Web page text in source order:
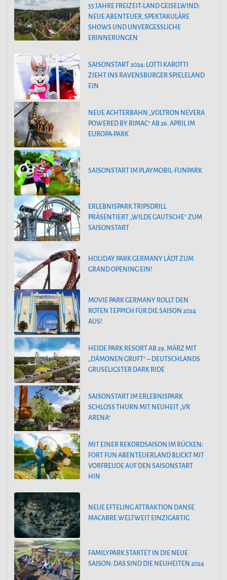
55 JAHRE FREIZEIT-LAND GEISELWIND:
NEUE ABENTEUER, SPEKTAKULÄRE
SHOWS UND UNVERGESSLICHE
ERINNERUNGEN
SAISONSTART 2024: LOTTI KAROTTI
ZIEHT INS RAVENSBURGER SPIELELAND
EIN
NEUE ACHTERBAHN „VOLTRON NEVERA
POWERED BY RIMAC“ AB 26. APRIL IM
EUROPA-PARK
SAISONSTART IM PLAYMOBIL-FUNPARK
ERLEBNISPARK TRIPSDRILL
PRÄSENTIERT „WILDE GAUTSCHE“ ZUM
SAISONSTART
HOLIDAY PARK GERMANY LÄDT ZUM
GRAND OPENING EIN!
MOVIE PARK GERMANY ROLLT DEN
ROTEN TEPPICH FÜR DIE SAISON 2024
AUS!
HEIDE PARK RESORT AB 29. MÄRZ MIT
„DÄMONEN GRUFT“ – DEUTSCHLANDS
GRUSELIGSTER DARK RIDE
SAISONSTART IM ERLEBNISPARK
SCHLOSS THURN MIT NEUHEIT „VR
ARENA“
MIT EINER REKORDSAISON IM RÜCKEN:
FORT FUN ABENTEUERLAND BLICKT MIT
VORFREUDE AUF DEN SAISONSTART
HIN
NEUE EFTELING ATTRAKTION DANSE
MACABRE WELTWEIT EINZIGARTIG
FAMILYPARK STARTET IN DIE NEUE
SAISON: DAS SIND DIE NEUHEITEN 2024